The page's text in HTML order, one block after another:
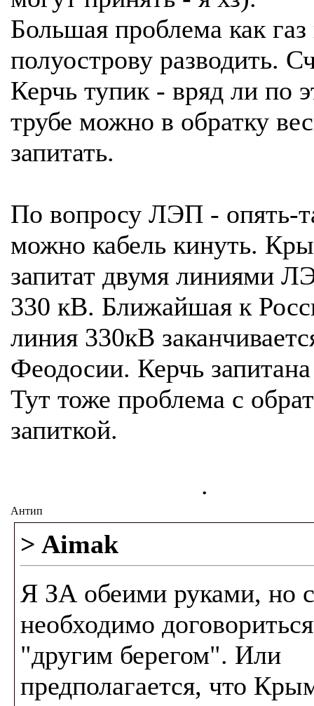
Большая проблема как газ
полуострову разводить.
Керчь тупик - вряд ли по
трубе можно в обратку
запитать.
По вопросу ЛЭП - опять-
можно кабель кинуть.
запитат двумя линиями
330 кВ. Ближайшая к
линия 330кВ
Феодосии. Керчь
Тут тоже проблема с
запиткой.
.
Антип
> Aimak
Я ЗА обеими руками, но
необходимо
"другим берегом". Или
предполагается, что